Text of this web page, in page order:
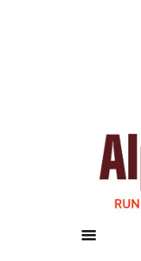
Résultats
Galerie
Infos pratiques